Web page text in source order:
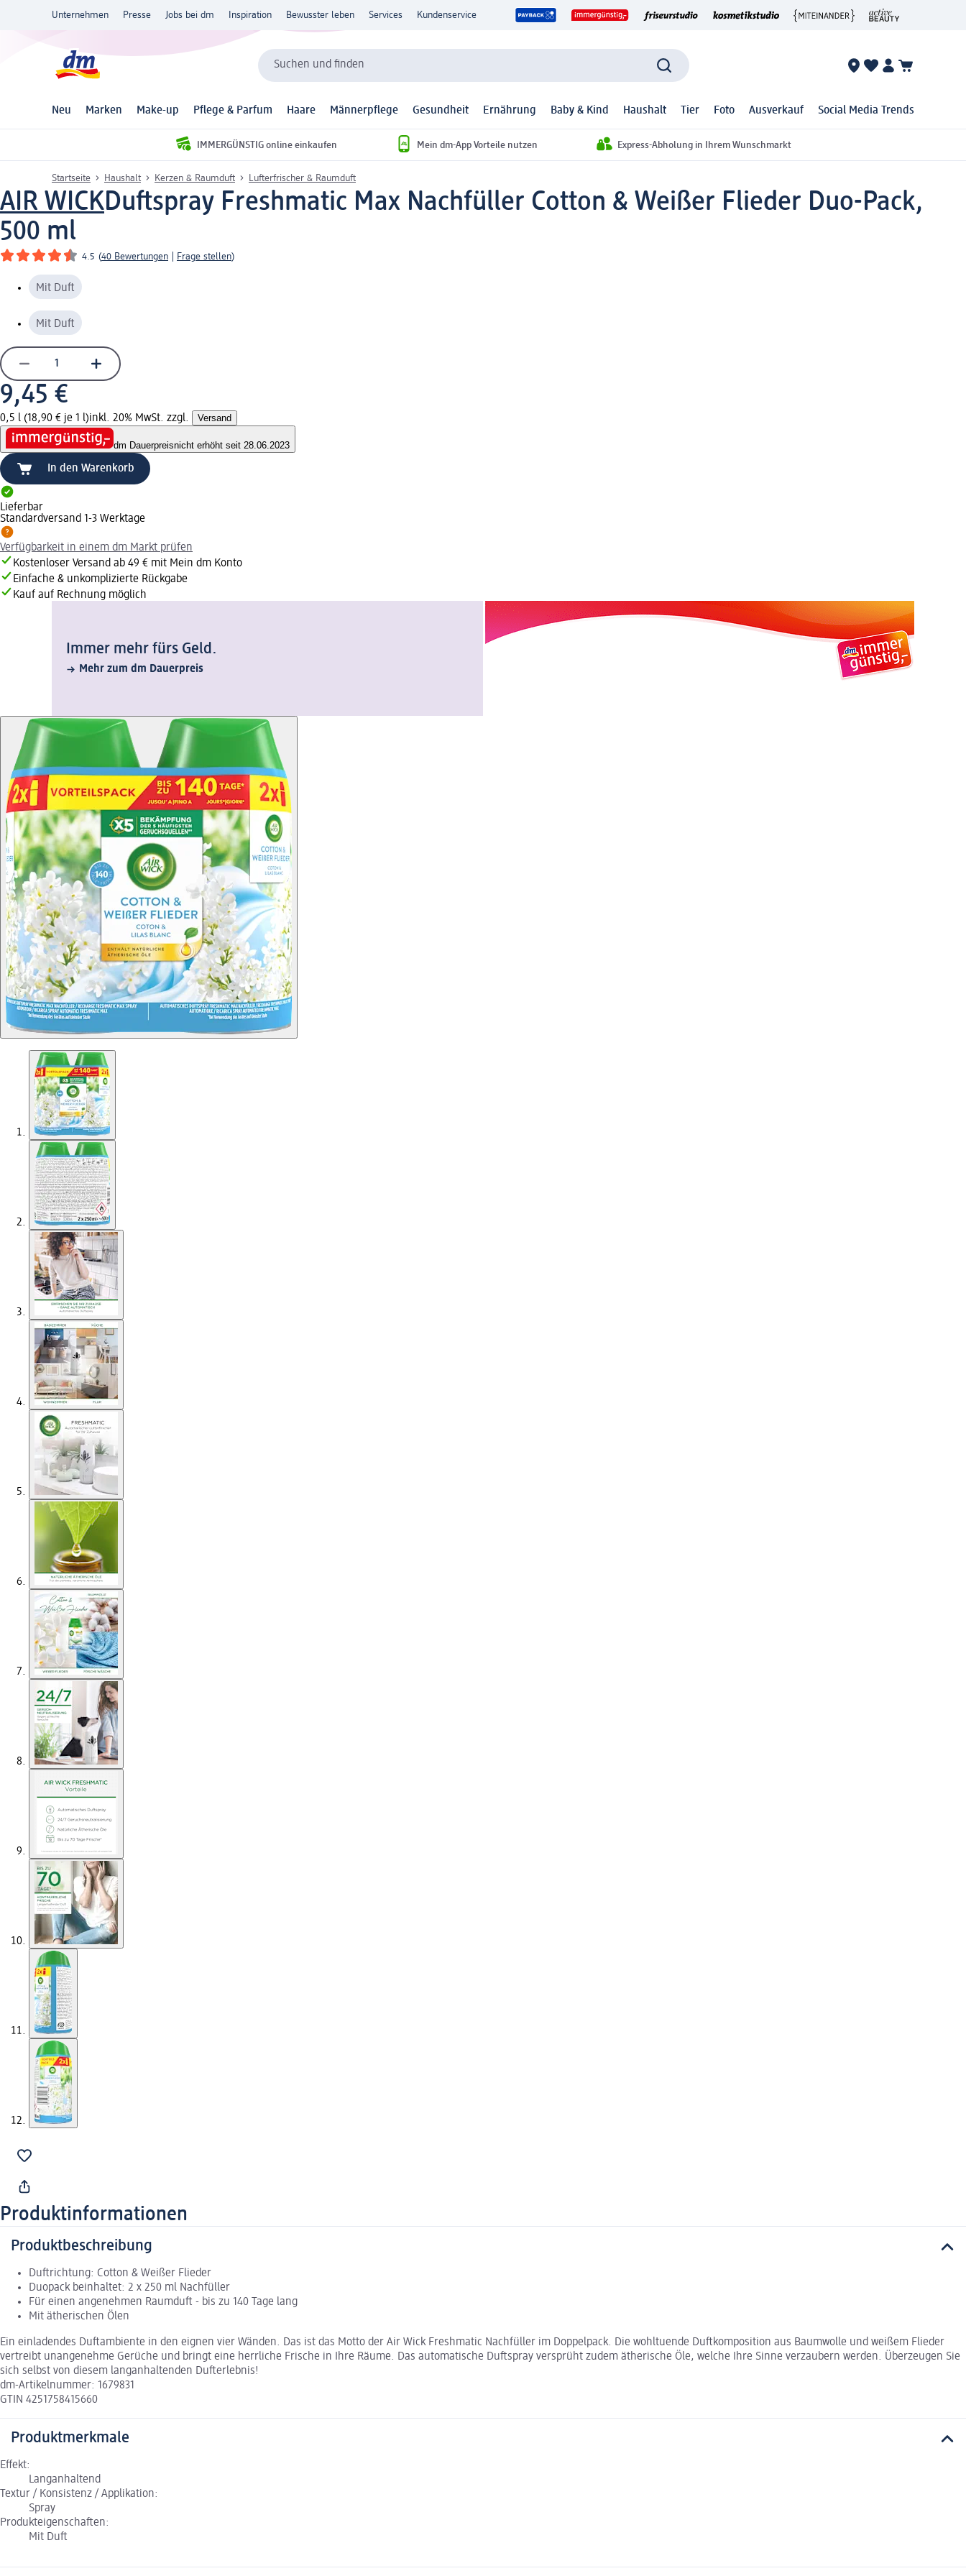
Unternehmen Presse Jobs bei dm Inspiration Bewusster leben Services Kundenservice
Suchen und finden
Neu Marken Make-up Pflege & Parfum Haare Männerpflege Gesundheit Ernährung Baby & Kind Haushalt Tier Foto Ausverkauf Social Media Trends
IMMERGÜNSTIG online einkaufen Mein dm-App Vorteile nutzen Express-Abholung in Ihrem Wunschmarkt
Startseite Haushalt Kerzen & Raumduft Lufterfrischer & Raumduft
AIR WICKDuftspray Freshmatic Max Nachfüller Cotton & Weißer Flieder Duo-Pack,
500 ml
4.5 (40 Bewertungen Frage stellen)
Mit Duft
Mit Duft
9,45 €
0,5 l (18,90 € je 1 l)inkl. 20% MwSt. zzgl. Versand
dm Dauerpreisnicht erhöht seit 28.06.2023
In den Warenkorb
Lieferbar
Standardversand 1-3 Werktage
Verfügbarkeit in einem dm Markt prüfen
Kostenloser Versand ab 49 € mit Mein dm Konto
Einfache & unkomplizierte Rückgabe
Kauf auf Rechnung möglich
Immer mehr fürs Geld.
Mehr zum dm Dauerpreis
Produktinformationen
Produktbeschreibung
Duftrichtung: Cotton & Weißer Flieder
Duopack beinhaltet: 2 x 250 ml Nachfüller
Für einen angenehmen Raumduft - bis zu 140 Tage lang
Mit ätherischen Ölen
Ein einladendes Duftambiente in den eignen vier Wänden. Das ist das Motto der Air Wick Freshmatic Nachfüller im Doppelpack. Die wohltuende Duftkomposition aus Baumwolle und weißem Flieder
vertreibt unangenehme Gerüche und bringt eine herrliche Frische in Ihre Räume. Das automatische Duftspray versprüht zudem ätherische Öle, welche Ihre Sinne verzaubern werden. Überzeugen Sie
sich selbst von diesem langanhaltenden Dufterlebnis!
dm-Artikelnummer: 1679831
GTIN 4251758415660
Produktmerkmale
Effekt:
Langanhaltend
Textur / Konsistenz / Applikation:
Spray
Produkteigenschaften:
Mit Duft